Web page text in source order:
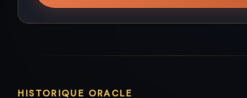
HISTORIQUE ORACLE